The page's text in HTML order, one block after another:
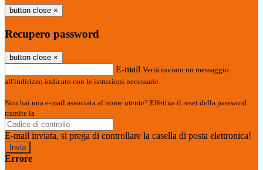
button close ×
Recupero password
button close ×
E-mail Verrà inviato un messaggio
all'indirizzo indicato con le istruzioni necessarie.
Non hai una e-mail associata al nome utente? Effettua il reset della password
tramite la
E-mail inviata, si prega di controllare la casella di posta elettronica!
Errore